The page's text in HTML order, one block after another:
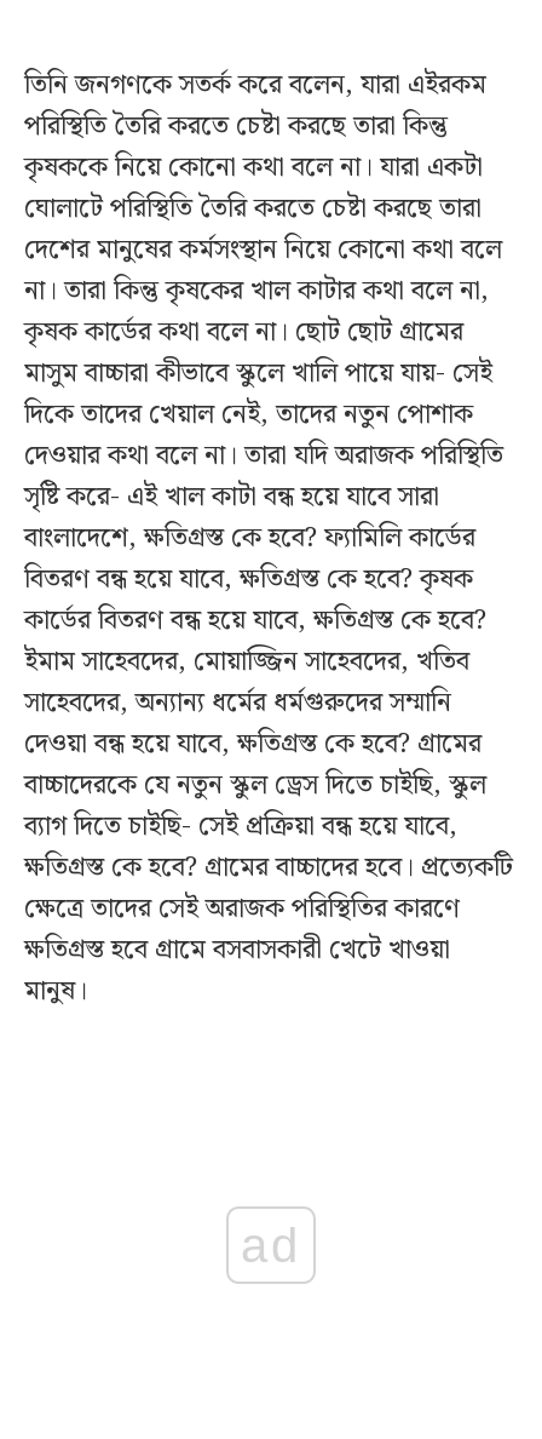
তিনি জনগণকে সতর্ক করে বলেন, যারা এইরকম
পরিস্থিতি তৈরি করতে চেষ্টা করছে তারা কিন্তু
কৃষককে নিয়ে কোনো কথা বলে না। যারা একটা
ঘোলাটে পরিস্থিতি তৈরি করতে চেষ্টা করছে তারা
দেশের মানুষের কর্মসংস্থান নিয়ে কোনো কথা বলে
না। তারা কিন্তু কৃষকের খাল কাটার কথা বলে না,
কৃষক কার্ডের কথা বলে না। ছোট ছোট গ্রামের
মাসুম বাচ্চারা কীভাবে স্কুলে খালি পায়ে যায়- সেই
দিকে তাদের খেয়াল নেই, তাদের নতুন পোশাক
দেওয়ার কথা বলে না। তারা যদি অরাজক পরিস্থিতি
সৃষ্টি করে- এই খাল কাটা বন্ধ হয়ে যাবে সারা
বাংলাদেশে, ক্ষতিগ্রস্ত কে হবে? ফ্যামিলি কার্ডের
বিতরণ বন্ধ হয়ে যাবে, ক্ষতিগ্রস্ত কে হবে? কৃষক
কার্ডের বিতরণ বন্ধ হয়ে যাবে, ক্ষতিগ্রস্ত কে হবে?
ইমাম সাহেবদের, মোয়াজ্জিন সাহেবদের, খতিব
সাহেবদের, অন্যান্য ধর্মের ধর্মগুরুদের সম্মানি
দেওয়া বন্ধ হয়ে যাবে, ক্ষতিগ্রস্ত কে হবে? গ্রামের
বাচ্চাদেরকে যে নতুন স্কুল ড্রেস দিতে চাইছি, স্কুল
ব্যাগ দিতে চাইছি- সেই প্রক্রিয়া বন্ধ হয়ে যাবে,
ক্ষতিগ্রস্ত কে হবে? গ্রামের বাচ্চাদের হবে। প্রত্যেকটি
ক্ষেত্রে তাদের সেই অরাজক পরিস্থিতির কারণে
ক্ষতিগ্রস্ত হবে গ্রামে বসবাসকারী খেটে খাওয়া
মানুষ।
ad